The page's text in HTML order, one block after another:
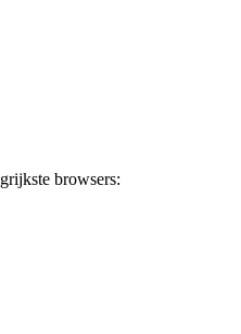
browsers: